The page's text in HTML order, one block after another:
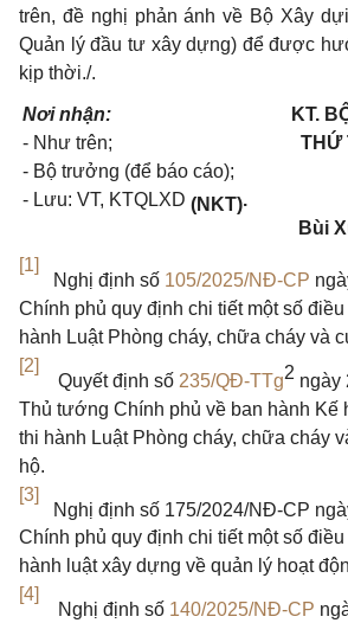
trên, đề nghị phản ánh về Bộ Xây
Quản lý đầu tư xây dựng) để được
kịp thời./.
Nơi nhận:
- Như trên;
- Bộ trưởng (để báo cáo);
- Lưu: VT, KTQLXD (NKT).
KT.
THỨ
Bùi
[1]
Nghị định số 105/2025/NĐ-CP
Chính phủ quy định chi tiết một số
hành Luật Phòng cháy, chữa cháy và
[2]
Quyết định số 235/QĐ-TTg2 ngày
Thủ tướng Chính phủ về ban hành Kế
thi hành Luật Phòng cháy, chữa cháy
hộ.
[3]
Nghị định số 175/2024/NĐ-CP
Chính phủ quy định chi tiết một số
hành luật xây dựng về quản lý hoạt
[4]
Nghị định số 140/2025/NĐ-CP